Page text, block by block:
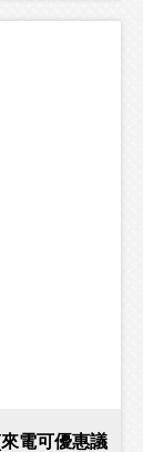
電可優惠議